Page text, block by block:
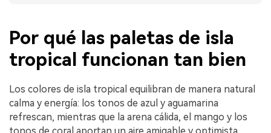
Por qué las paletas de isla
tropical funcionan tan bien
Los colores de isla tropical equilibran de manera natural
calma y energía: los tonos de azul y aguamarina
refrescan, mientras que la arena cálida, el mango y los